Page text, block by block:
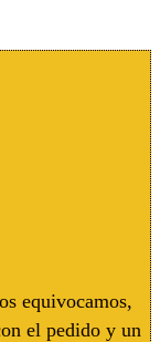
equivocamos,
el pedido y un